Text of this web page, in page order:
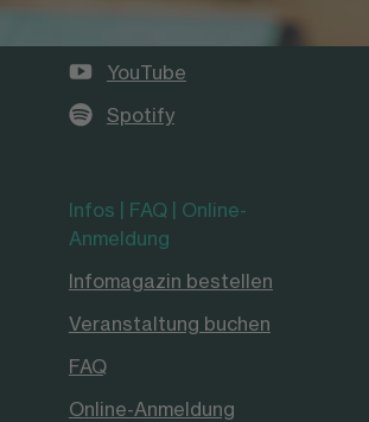
YouTube
Spotify
Infos | FAQ | Online-
Anmeldung
Infomagazin bestellen
Veranstaltung buchen
FAQ
Online-Anmeldung